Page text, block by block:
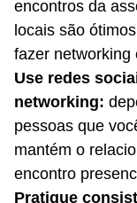
encontros da
locais são
fazer networking
Use redes
networking:
pessoas que
mantém o
encontro
Pratique